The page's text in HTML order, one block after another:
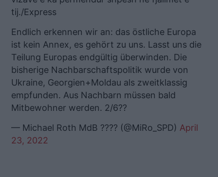
tij./Express
Endlich erkennen wir an: das östliche Europa
ist kein Annex, es gehört zu uns. Lasst uns die
Teilung Europas endgültig überwinden. Die
bisherige Nachbarschaftspolitik wurde von
Ukraine, Georgien+Moldau als zweitklassig
empfunden. Aus Nachbarn müssen bald
Mitbewohner werden. 2/6??
— Michael Roth MdB ???? (@MiRo_SPD) April
23, 2022